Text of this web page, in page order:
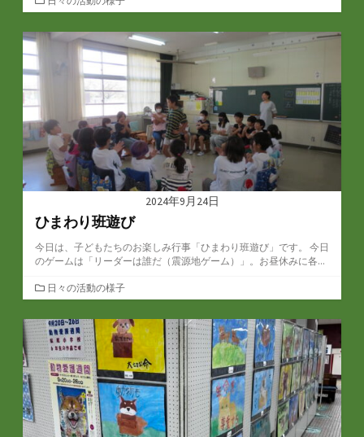
テ
ゴ
2024年9月24日
ひまわり班遊び
今日は、子どもたちのお楽しみ行事「ひまわり班遊び」です。 今日
のゲームは「リーダーは誰だ（震源地ゲーム）」。お昼休みに各...
カ
テ
ゴ
リ
ー
日々の活動の様子